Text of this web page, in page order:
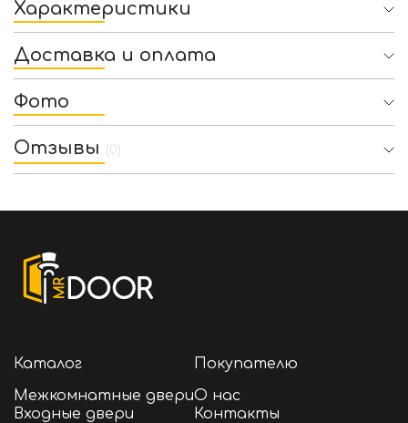
Характеристики
Доставка и оплата
Фото
Отзывы (0)
Каталог
Межкомнатные двери
Входные двери
Покупателю
О нас
Контакты